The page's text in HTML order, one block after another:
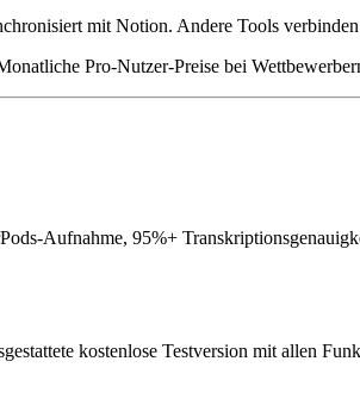
mit Notion. Andere Tools
Pro-Nutzer-Preise bei
Aufnahme, 95%+
kostenlose Testversion mit allen